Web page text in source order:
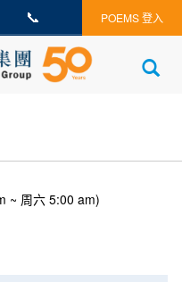
📞 POEMS 登入
~ 周六 5:00 am)